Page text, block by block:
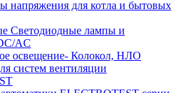
напряжения для котла и бытовых
Светодиодные лампы и
AC
освещение- Колокол, НЛО
систем вентиляции